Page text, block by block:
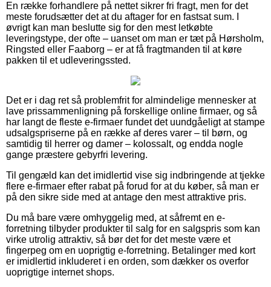
En række forhandlere på nettet sikrer fri fragt, men for det
meste forudsætter det at du aftager for en fastsat sum. I
øvrigt kan man beslutte sig for den mest letkøbte
leveringstype, der ofte – uanset om man er tæt på Hørsholm,
Ringsted eller Faaborg – er at få fragtmanden til at køre
pakken til et udleveringssted.
Det er i dag ret så problemfrit for almindelige mennesker at
lave prissammenligning på forskellige online firmaer, og så
har langt de fleste e-firmaer fundet det uundgåeligt at stampe
udsalgspriserne på en række af deres varer – til børn, og
samtidig til herrer og damer – kolossalt, og endda nogle
gange præstere gebyrfri levering.
Til gengæld kan det imidlertid vise sig indbringende at tjekke
flere e-firmaer efter rabat på forud for at du køber, så man er
på den sikre side med at antage den mest attraktive pris.
Du må bare være omhyggelig med, at såfremt en e-
forretning tilbyder produkter til salg for en salgspris som kan
virke utrolig attraktiv, så bør det for det meste være et
fingerpeg om en uoprigtig e-forretning. Betalinger med kort
er imidlertid inkluderet i en orden, som dækker os overfor
uoprigtige internet shops.